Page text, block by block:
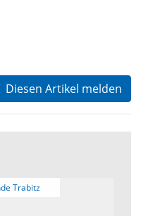
Diesen Artikel melden
Gemeinde Trabitz